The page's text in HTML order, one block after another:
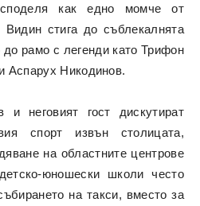
споделя как едно момче от
стига до съблекалнята
рамо с легенди като Трифон
Аспарух Никодинов.
неговият гост дискутират
спорт извън столицата,
на областните центрове
юношески школи често
на такси, вместо за